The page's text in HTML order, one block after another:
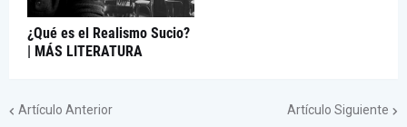
¿Qué es el Realismo Sucio?
| MÁS LITERATURA
Artículo Anterior Artículo Siguiente